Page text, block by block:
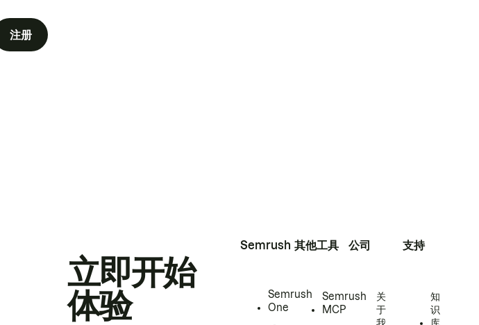
注册
立即开始
体验
Semrush
Semrush
One
其他工具
Semrush
MCP
公司
关
于
支持
知
识